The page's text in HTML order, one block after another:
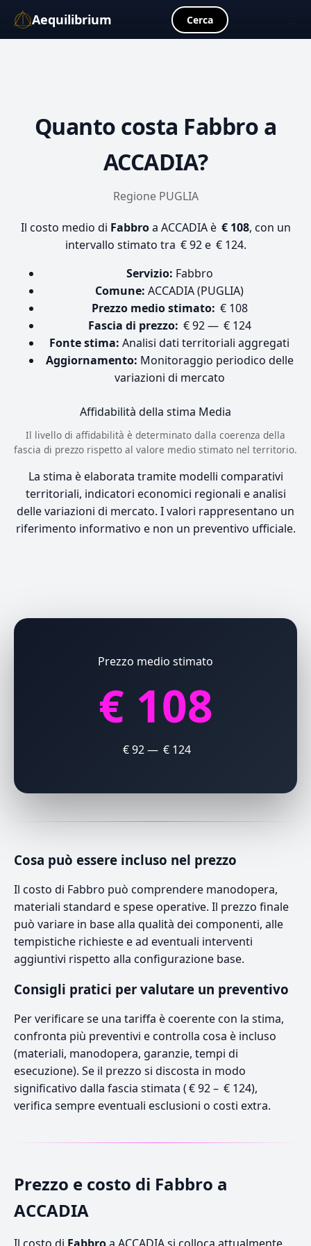
Aequilibrium Cerca
Quanto costa Fabbro a
ACCADIA?
Regione PUGLIA
Il costo medio di Fabbroa ACCADIA è € 108, con un
intervallo stimato tra € 92 e € 124.
Servizio: Fabbro
Comune: ACCADIA (PUGLIA)
Prezzo medio stimato: € 108
Fascia di prezzo: € 92 — € 124
Fonte stima: Analisi dati territoriali aggregati
Aggiornamento: Monitoraggio periodico delle
variazioni di mercato
Affidabilità della stima Media
Il livello di affidabilità è determinato dalla coerenza della
fascia di prezzo rispetto al valore medio stimato nel territorio.
La stima è elaborata tramite modelli comparativi
territoriali, indicatori economici regionali e analisi
delle variazioni di mercato. I valori rappresentano un
riferimento informativo e non un preventivo ufficiale.
Prezzo medio stimato
€ 108
€ 92 — € 124
Cosa può essere incluso nel prezzo
Il costo di Fabbro può comprendere manodopera,
materiali standard e spese operative. Il prezzo finale
può variare in base alla qualità dei componenti, alle
tempistiche richieste e ad eventuali interventi
aggiuntivi rispetto alla configurazione base.
Consigli pratici per valutare un preventivo
Per verificare se una tariffa è coerente con la stima,
confronta più preventivi e controlla cosa è incluso
(materiali, manodopera, garanzie, tempi di
esecuzione). Se il prezzo si discosta in modo
significativo dalla fascia stimata ( € 92 – € 124),
verifica sempre eventuali esclusioni o costi extra.
Prezzo e costo di Fabbro a
ACCADIA
Il costo di Fabbroa ACCADIA si colloca attualmente